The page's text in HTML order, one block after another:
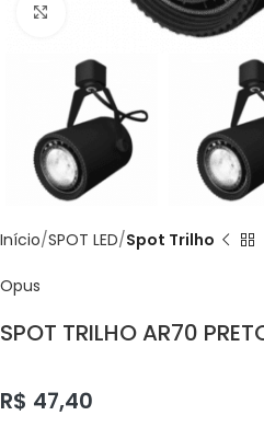
Click to enlarge
Início SPOT LED Spot Trilho
Opus
SPOT TRILHO AR70
R$ 47,40